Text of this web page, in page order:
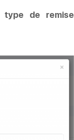
type de remise